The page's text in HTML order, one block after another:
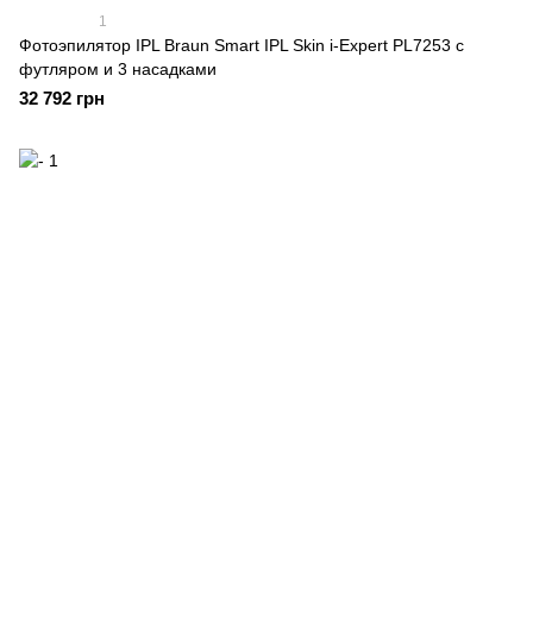
1
Фотоэпилятор IPL Braun Smart IPL Skin i-Expert PL7253 с
футляром и 3 насадками
32 792 грн